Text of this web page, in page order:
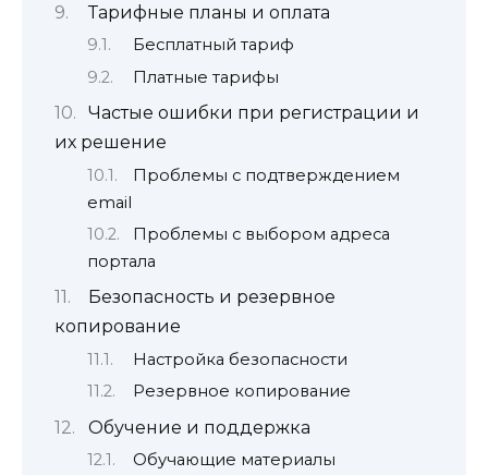
Тарифные планы и оплата
Бесплатный тариф
Платные тарифы
Частые ошибки при регистрации и
их решение
Проблемы с подтверждением
email
Проблемы с выбором адреса
портала
Безопасность и резервное
копирование
Настройка безопасности
Резервное копирование
Обучение и поддержка
Обучающие материалы